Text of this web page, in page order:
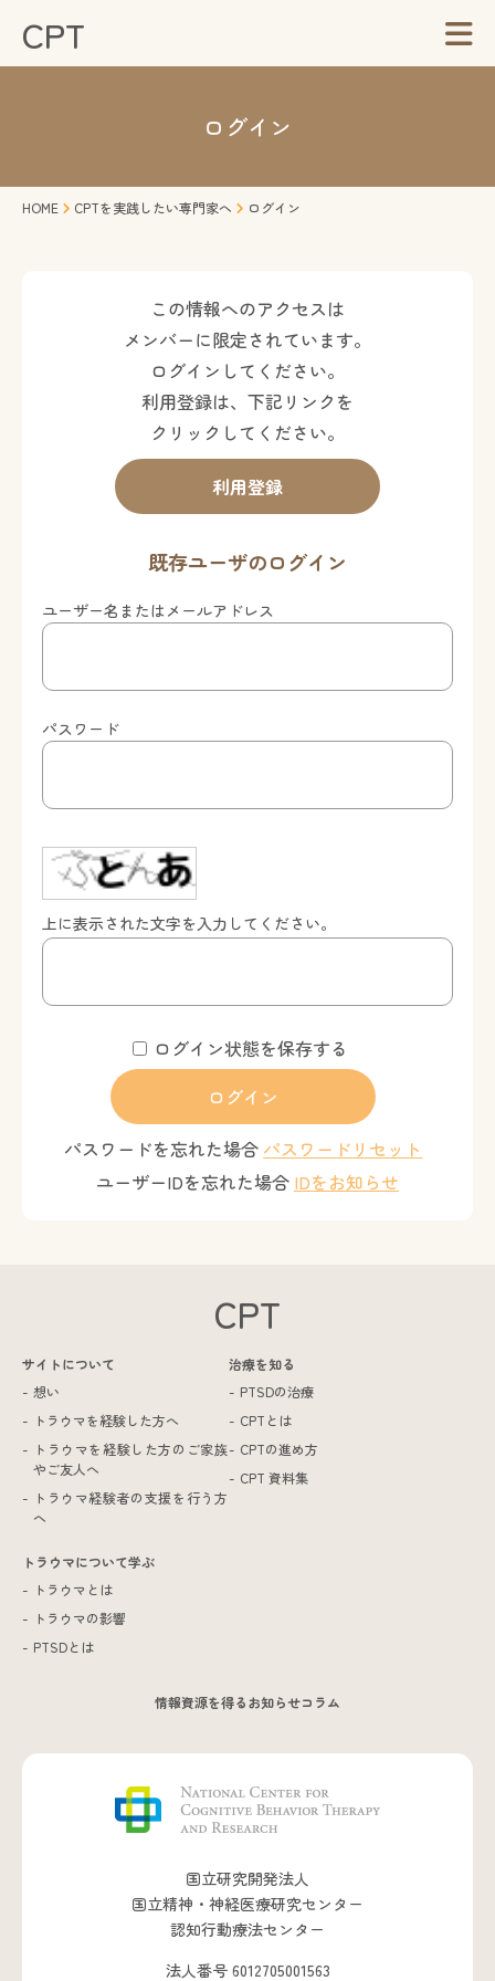
CPT
ログイン
HOME CPTを実践したい専門家へ ログイン
この情報へのアクセスは
メンバーに限定されています。
ログインしてください。
利用登録は、下記リンクを
クリックしてください。
利用登録
既存ユーザのログイン
ユーザー名またはメールアドレス
パスワード
上に表示された文字を入力してください。
ログイン状態を保存する
パスワードを忘れた場合 パスワードリセット
ユーザーIDを忘れた場合 IDをお知らせ
CPT
サイトについて
想い
トラウマを経験した方へ
トラウマを経験した方のご家族
やご友人へ
トラウマ経験者の支援を行う方
へ
トラウマについて学ぶ
トラウマとは
トラウマの影響
PTSDとは
治療を知る
PTSDの治療
CPTとは
CPTの進め方
CPT 資料集
情報資源を得るお知らせコラム
国立研究開発法人
国立精神・神経医療研究センター
認知行動療法センター
法人番号 6012705001563